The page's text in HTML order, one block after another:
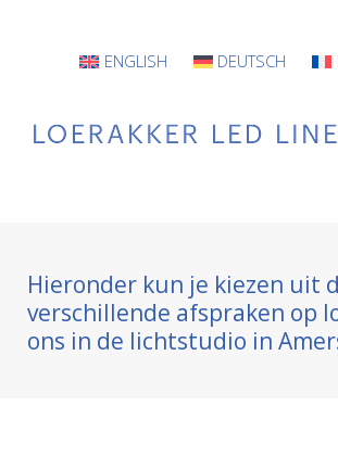
ENGLISH DEUTSCH
Armaturen
Projecten
Hieronder kun je kiezen uit
verschillende afspraken op
ons in de lichtstudio in